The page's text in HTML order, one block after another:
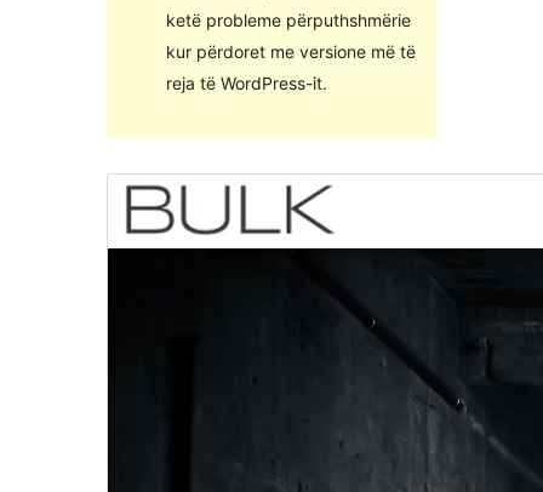
ketë probleme përputhshmërie
kur përdoret me versione më të
reja të WordPress-it.